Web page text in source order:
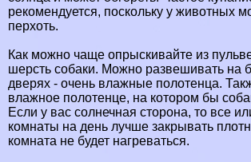
рекомендуется, поскольку у животных
перхоть.
Как можно чаще опрыскивайте из
шерсть собаки. Можно развешивать на
дверях - очень влажные полотенца.
влажное полотенце, на котором бы
Если у вас солнечная сторона, то все
комнаты на день лучше закрывать
комната не будет нагреваться.